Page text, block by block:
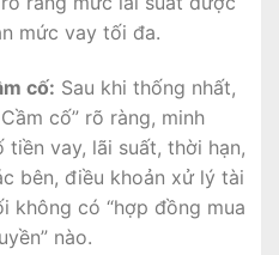
mức vay tối đa.
cố: Sau khi thống nhất,
cố” rõ ràng, minh
vay, lãi suất, thời hạn,
bên, điều khoản xử lý tài
không có “hợp đồng mua
nào.